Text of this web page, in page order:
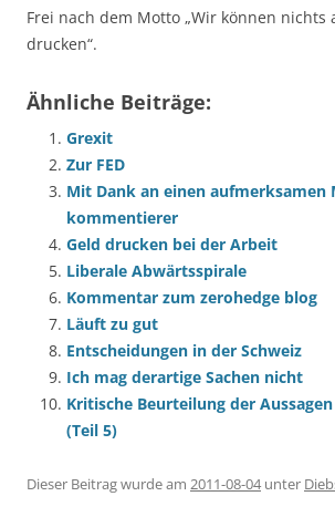
Frei nach dem Motto „Wir können nichts
drucken“.
Ähnliche Beiträge:
Grexit
Zur FED
Mit Dank an einen aufmerksamen
kommentierer
Geld drucken bei der Arbeit
Liberale Abwärtsspirale
Kommentar zum zerohedge blog
Läuft zu gut
Entscheidungen in der Schweiz
Ich mag derartige Sachen nicht
Kritische Beurteilung der
(Teil 5)
Dieser Beitrag wurde am 2011-08-04unter